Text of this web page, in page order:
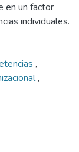
en un factor
individuales.
,
,